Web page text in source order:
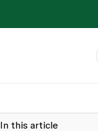
In this article